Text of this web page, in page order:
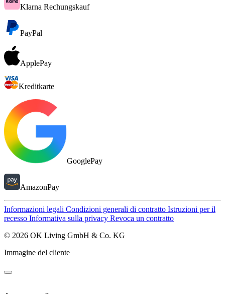
Klarna Rechungskauf
PayPal
ApplePay
Kreditkarte
GooglePay
AmazonPay
Informazioni legali Condizioni generali di contratto Istruzioni per il
recesso Informativa sulla privacy Revoca un contratto
© 2026 OK Living GmbH & Co. KG
Immagine del cliente